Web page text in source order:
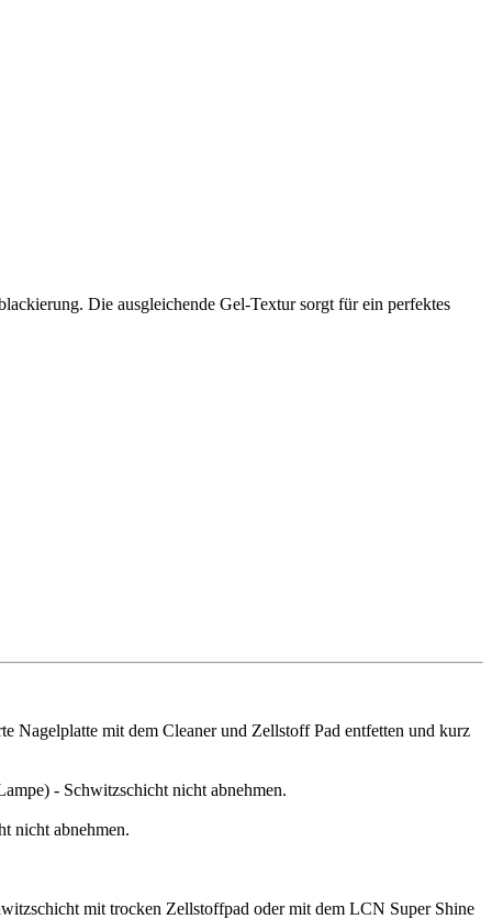
Die ausgleichende Gel-Textur sorgt für ein perfektes
Nagelplatte mit dem Cleaner und Zellstoff Pad entfetten und kurz
- Schwitzschicht nicht abnehmen.
nicht abnehmen.
mit trocken Zellstoffpad oder mit dem LCN Super Shine